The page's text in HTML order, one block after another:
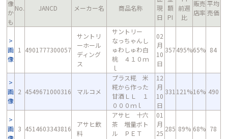
像
か
も
No. JANCD メーカー名 商品名称
現
日
額
PI
前週
比
販売
店率
平均
売価
画
像
1 4901777300057
サントリ
ーホール
ディング
ス
サントリー
なっちゃんし
ゅわしゅわ白
桃 ４１０ｍ
ｌ
02
月
10
日
357495%65% 84
画
像
2 4549671000316 マルコメ
プラス糀 米
糀から作った
甘酒ＬＬ １
０００ｍｌ
12
月
10
日
331 121%16% 490
画 3 4514603343816
アサヒ飲
料
アサヒ 十六
茶 増量ボト
ル ＰＥＴ
01
月
25
285 89% 68% 78